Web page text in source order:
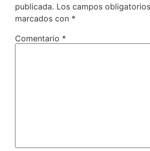
publicada. Los campos
marcados con *
Comentario *